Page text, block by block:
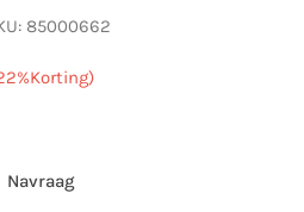
85000662
%Korting)
Navraag